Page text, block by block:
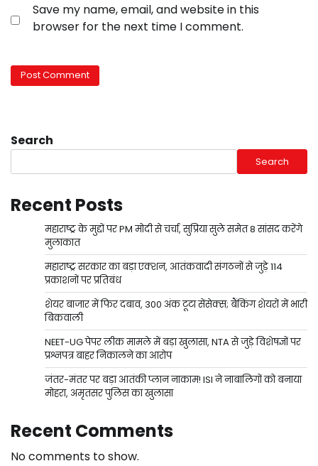
Save my name, email, and website in this
browser for the next time I comment.
Search
Search
Recent Posts
महाराष्ट्र के मुद्दों पर PM मोदी से चर्चा, सुप्रिया सुले समेत 8 सांसद करेंगे
मुलाकात
महाराष्ट्र सरकार का बड़ा एक्शन, आतंकवादी संगठनों से जुड़े 114
प्रकाशनों पर प्रतिबंध
शेयर बाजार में फिर दबाव, 300 अंक टूटा सेंसेक्स; बैंकिंग शेयरों में भारी
बिकवाली
NEET-UG पेपर लीक मामले में बड़ा खुलासा, NTA से जुड़े विशेषज्ञों पर
प्रश्नपत्र बाहर निकालने का आरोप
जंतर-मंतर पर बड़ा आतंकी प्लान नाकाम! ISI ने नाबालिगों को बनाया
मोहरा, अमृतसर पुलिस का खुलासा
Recent Comments
No comments to show.